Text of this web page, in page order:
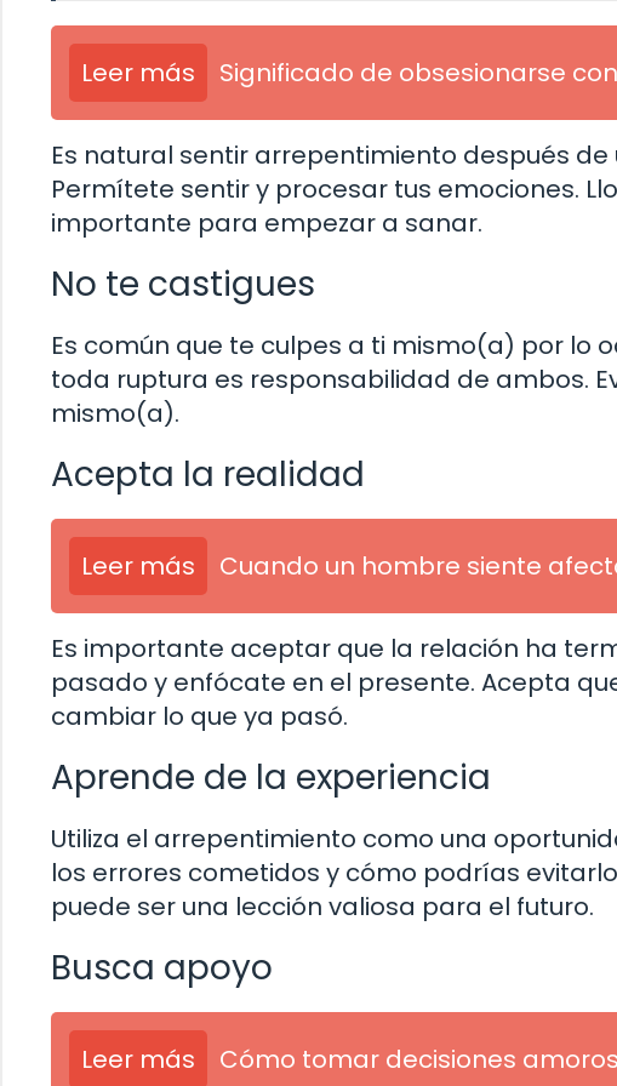
Leer más Significado de obsesionarse
Es natural sentir arrepentimiento después
Permítete sentir y procesar tus emociones.
importante para empezar a sanar.
No te castigues
Es común que te culpes a ti mismo(a) por lo
toda ruptura es responsabilidad de ambos.
mismo(a).
Acepta la realidad
Leer más Cuando un hombre siente
Es importante aceptar que la relación ha
pasado y enfócate en el presente. Acepta
cambiar lo que ya pasó.
Aprende de la experiencia
Utiliza el arrepentimiento como una
los errores cometidos y cómo podrías
puede ser una lección valiosa para el futuro.
Busca apoyo
Leer más Cómo tomar decisiones